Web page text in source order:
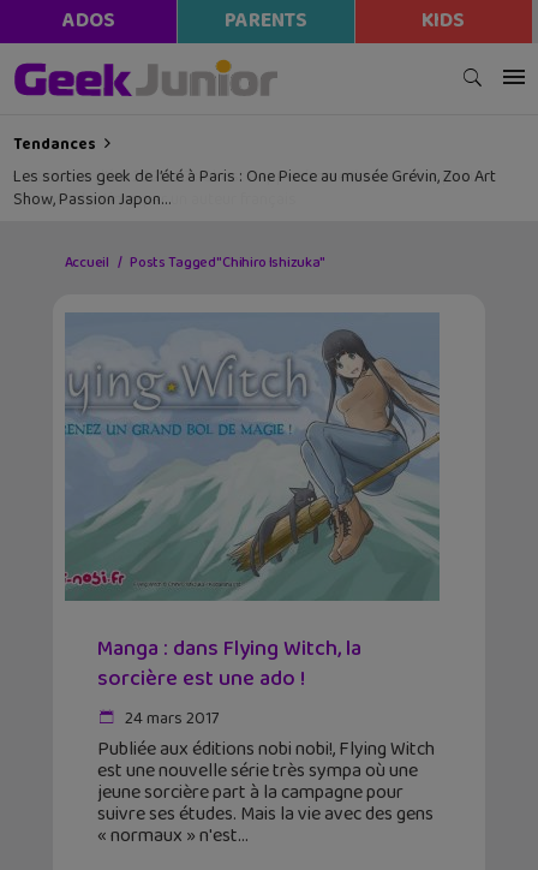
ADOS PARENTS KIDS
Tendances
Les sorties geek de l’été à Paris : One Piece au musée Grévin, Zoo Art
Show, Passion Japon…
Accueil Posts Tagged "Chihiro Ishizuka"
Manga : dans Flying Witch, la
sorcière est une ado !
24 mars 2017
Publiée aux éditions nobi nobi!, Flying Witch
est une nouvelle série très sympa où une
jeune sorcière part à la campagne pour
suivre ses études. Mais la vie avec des gens
« normaux » n'est